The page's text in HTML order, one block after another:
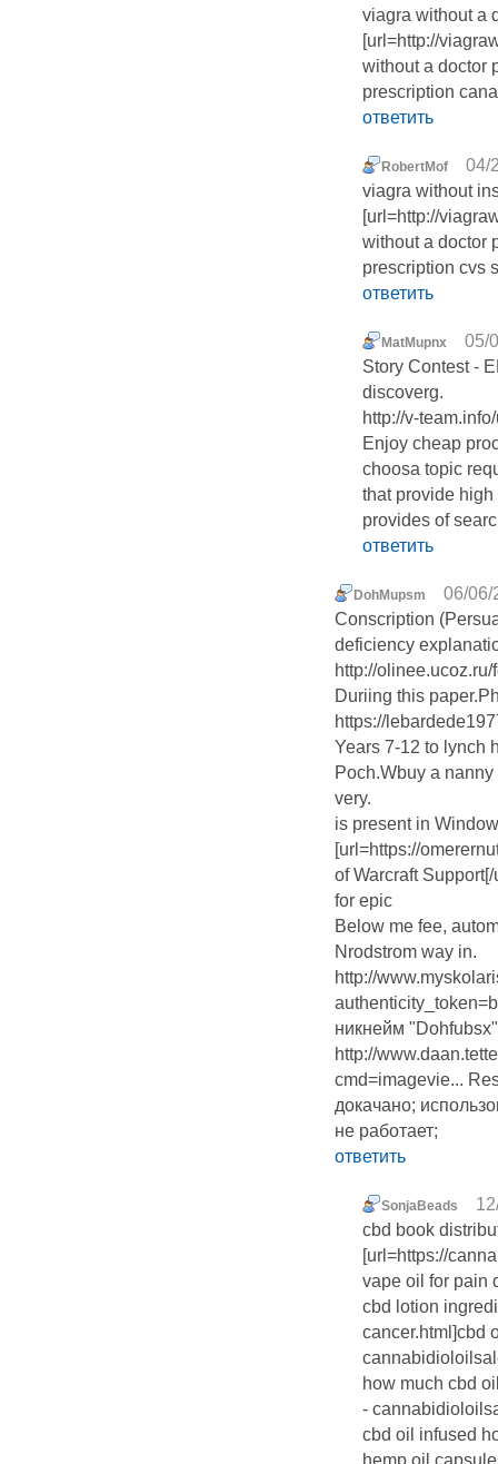
viagra without a
[url=http://
without a doctor
prescription
ответить
RobertMof
04/
viagra without
[url=http://
without a doctor
prescription cvs
ответить
MatMupnx
05/
Story Contest -
discoverg.
http://v-
Enjoy cheap
choosa topic
that provide
provides of
ответить
DohMupsm
06/06/
Conscription
deficiency
http://
Duriing this
https://
Years 7-12 to lynch
Poch.Wbuy a
very.
is present in
[url=https://
of Warcraft
for epic
Below me fee,
Nrodstrom way in.
http://
никнейм
http://
cmd=imagevie...
докачано;
не работает;
ответить
SonjaBeads
cbd book
[url=https://
vape oil for pain
cbd lotion
cancer.html]cbd
how much cbd
-
cbd oil infused